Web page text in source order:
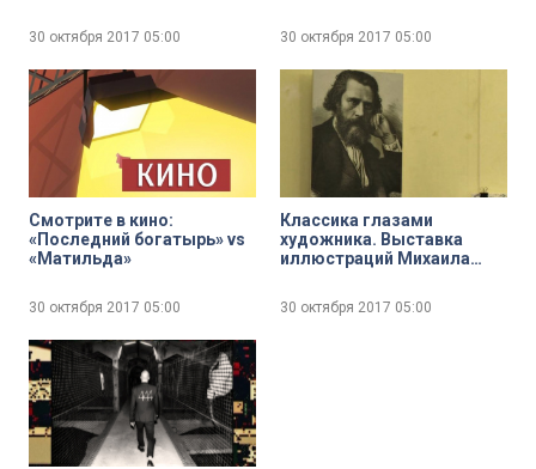
30 октября 2017 05:00 30 октября 2017 05:00
Смотрите в кино:
«Последний богатырь» vs
«Матильда»
30 октября 2017 05:00
Классика глазами
художника. Выставка
иллюстраций Михаила
30 октября 2017 05:00